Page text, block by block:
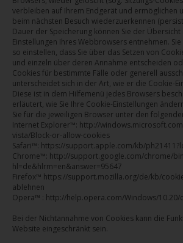
verbleiben auf Ihrem Endgerät und ermöglichen
beim nächsten Besuch wiederzuerkennen
Dauer der Speicherung können Sie der
Einstellungen Ihres Webbrowsers entnehmen.
so einstellen, dass Sie über das Setzen von
und einzeln über deren Annahme entscheiden
Cookies für bestimmte Fälle oder generell
unterscheidet sich in der Art, wie er die Cookie-
Diese ist in dem Hilfemenü jedes Browsers
erläutert, wie Sie Ihre Cookie-Einstellungen
Sie für die jeweiligen Browser unter den
Internet Explorer™: http://
vista/Block-or-allow-cookies
Safari™: https://support.apple.com/kb/
Chrome™: http://support.google.com/chrome/
hl=de&hlrm=en&answer=95647
Firefox™ https://support.mozilla.org/de/kb/
ablehnen
Opera™ : http://help.opera.com/Windows/10.20/
Bei der Nichtannahme von Cookies kann die
Website eingeschränkt sein.